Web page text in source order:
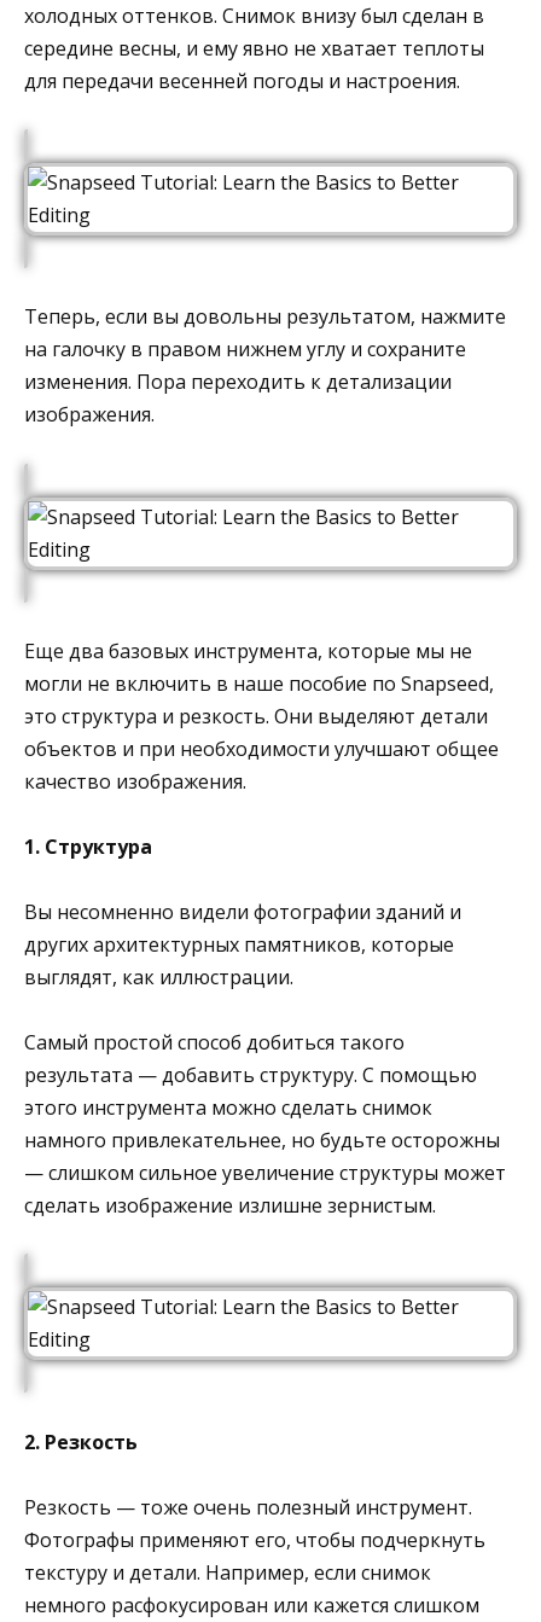
холодных оттенков. Снимок внизу был сделан в
середине весны, и ему явно не хватает теплоты
для передачи весенней погоды и настроения.
Теперь, если вы довольны результатом, нажмите
на галочку в правом нижнем углу и сохраните
изменения. Пора переходить к детализации
изображения.
Еще два базовых инструмента, которые мы не
могли не включить в наше пособие по Snapseed,
это структура и резкость. Они выделяют детали
объектов и при необходимости улучшают общее
качество изображения.
1. Структура
Вы несомненно видели фотографии зданий и
других архитектурных памятников, которые
выглядят, как иллюстрации.
Самый простой способ добиться такого
результата — добавить структуру. С помощью
этого инструмента можно сделать снимок
намного привлекательнее, но будьте осторожны
— слишком сильное увеличение структуры может
сделать изображение излишне зернистым.
2. Резкость
Резкость — тоже очень полезный инструмент.
Фотографы применяют его, чтобы подчеркнуть
текстуру и детали. Например, если снимок
немного расфокусирован или кажется слишком